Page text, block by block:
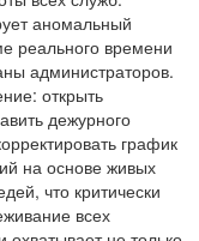
аномальный
реального времени
администраторов.
открыть
дежурного
график
на основе живых
что критически
всех